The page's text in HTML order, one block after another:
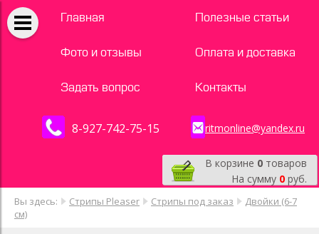
Главная Полезные статьи
Фото и отзывы Оплата и доставка
Задать вопрос Контакты
8-927-742-75-15 ritmonline@yandex.ru
В корзине 0 товаров
На сумму 0 руб.
Вы здесь: Стрипы Pleaser Стрипы под заказ
Двойки (6-7
см)